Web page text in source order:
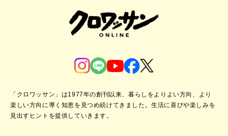
「クロワッサン」は1977年の創刊以来、暮らしをよりよい方向、より
楽しい方向に導く知恵を見つめ続けてきました。生活に喜びや楽しみを
見出すヒントを提供していきます。